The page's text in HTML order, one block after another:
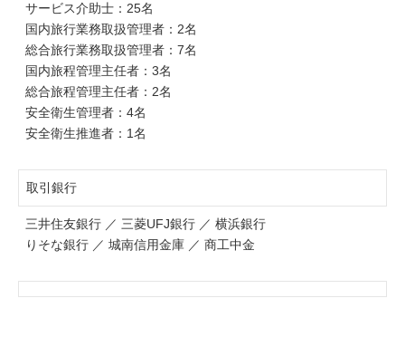
サービス介助士：25名
国内旅行業務取扱管理者：2名
総合旅行業務取扱管理者：7名
国内旅程管理主任者：3名
総合旅程管理主任者：2名
安全衛生管理者：4名
安全衛生推進者：1名
取引銀行
三井住友銀行 ／ 三菱UFJ銀行 ／ 横浜銀行
りそな銀行 ／ 城南信用金庫 ／ 商工中金